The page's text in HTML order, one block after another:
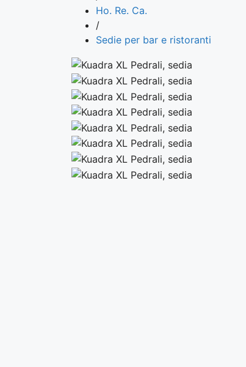
Ho. Re. Ca.
/
Sedie per bar e ristoranti